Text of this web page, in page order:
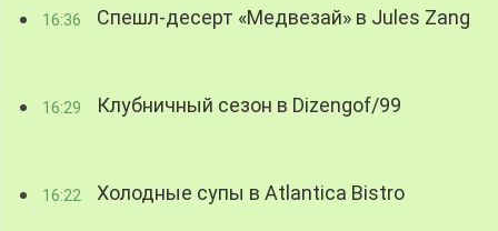
16:36 Спешл-десерт «Медвезай» в Jules Zang
16:29 Клубничный сезон в Dizengof/99
16:22 Холодные супы в Atlantica Bistro